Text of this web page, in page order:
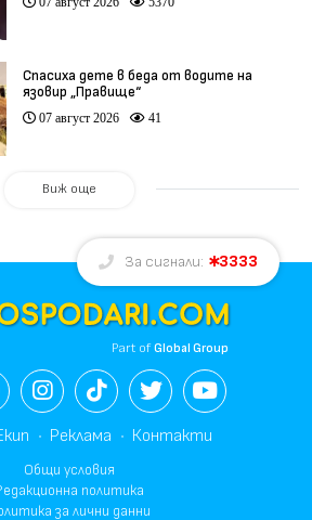
Спасиха дете в беда от водите на
язовир „Правище“
07 август 2026 41
Виж още
За сигнали: 3333
Part ofGlobal Group
Реклама Контакти
Общи условия
политика
за лични данни